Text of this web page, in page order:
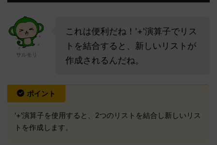
サルモリ
これは便利だね！'+'演算子でリス
トを結合すると、新しいリストが
作成されるんだね。
ポイント
'+'演算子を使用すると、2つのリストを結合し新しいリス
トを作成します。